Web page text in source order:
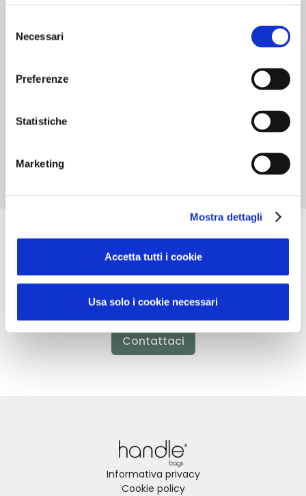
delNecessari
Preferenze
Statistiche
Marketing
Mostra dettagli
Accetta tutti i cookie
Usa solo i cookie necessari
Caratteristiche tecniche
Non hai trovato quello che stai
cercando?
Contattaci per ricevere asistenza oppure richiedi il tuo
ordine personalizzato
Contattaci
Informativa privacy
Cookie policy